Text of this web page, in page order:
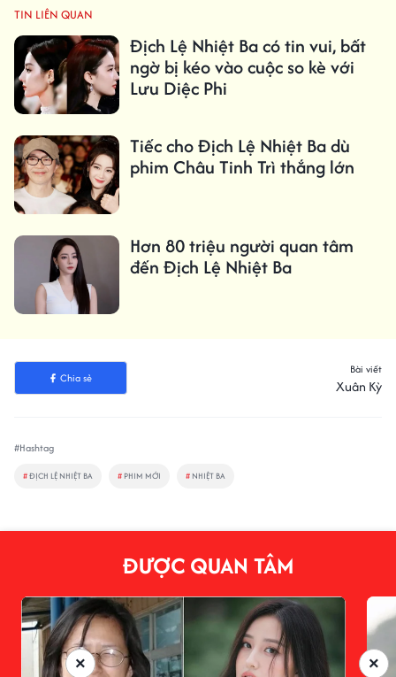
TIN LIÊN QUAN
Địch Lệ Nhiệt Ba có tin vui, bất
ngờ bị kéo vào cuộc so kè với
Lưu Diệc Phi
Tiếc cho Địch Lệ Nhiệt Ba dù
phim Châu Tinh Trì thắng lớn
Hơn 80 triệu người quan tâm
đến Địch Lệ Nhiệt Ba
Chia sẻ
Bài viết
Xuân Kỳ
#Hashtag
#ĐỊCH LỆ NHIỆT BA # PHIM MỚI # NHIỆT BA
ĐƯỢC QUAN TÂM
×
×